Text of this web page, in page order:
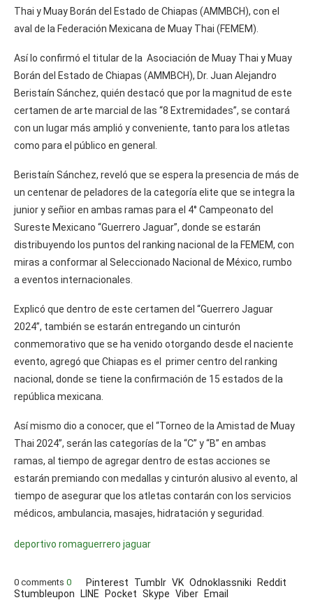
Thai y Muay Borán del Estado de Chiapas (AMMBCH), con el
aval de la Federación Mexicana de Muay Thai (FEMEM).
Así lo confirmó el titular de la Asociación de Muay Thai y Muay
Borán del Estado de Chiapas (AMMBCH), Dr. Juan Alejandro
Beristaín Sánchez, quién destacó que por la magnitud de este
certamen de arte marcial de las “8 Extremidades”, se contará
con un lugar más amplió y conveniente, tanto para los atletas
como para el público en general.
Beristaín Sánchez, reveló que se espera la presencia de más de
un centenar de peladores de la categoría elite que se integra la
junior y señior en ambas ramas para el 4° Campeonato del
Sureste Mexicano “Guerrero Jaguar”, donde se estarán
distribuyendo los puntos del ranking nacional de la FEMEM, con
miras a conformar al Seleccionado Nacional de México, rumbo
a eventos internacionales.
Explicó que dentro de este certamen del “Guerrero Jaguar
2024”, también se estarán entregando un cinturón
conmemorativo que se ha venido otorgando desde el naciente
evento, agregó que Chiapas es el primer centro del ranking
nacional, donde se tiene la confirmación de 15 estados de la
república mexicana.
Así mismo dio a conocer, que el “Torneo de la Amistad de Muay
Thai 2024”, serán las categorías de la “C” y “B” en ambas
ramas, al tiempo de agregar dentro de estas acciones se
estarán premiando con medallas y cinturón alusivo al evento, al
tiempo de asegurar que los atletas contarán con los servicios
médicos, ambulancia, masajes, hidratación y seguridad.
deportivo romaguerrero jaguar
0 comments 0 Pinterest Tumblr VK Odnoklassniki Reddit
Stumbleupon LINE Pocket Skype Viber Email